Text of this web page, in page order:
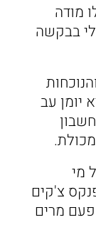
מודה
בבקשה
יומן עב
מי
צ'קים
מרים